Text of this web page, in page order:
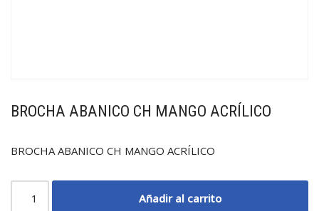
BROCHA ABANICO CH MANGO ACRÍLICO
BROCHA ABANICO CH MANGO ACRÍLICO
Añadir al carrito